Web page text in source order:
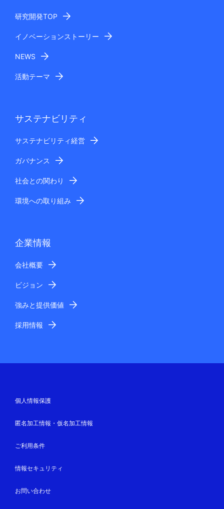
研究開発TOP
イノベーションストーリー
NEWS
活動テーマ
サステナビリティ
サステナビリティ経営
ガバナンス
社会との関わり
環境への取り組み
企業情報
会社概要
ビジョン
強みと提供価値
採用情報
個人情報保護
匿名加工情報・仮名加工情報
ご利用条件
情報セキュリティ
お問い合わせ